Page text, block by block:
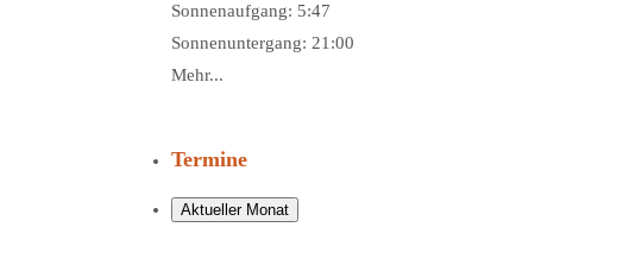
Sonnenaufgang: 5:47
Sonnenuntergang: 21:00
Mehr...
Termine
Aktueller Monat